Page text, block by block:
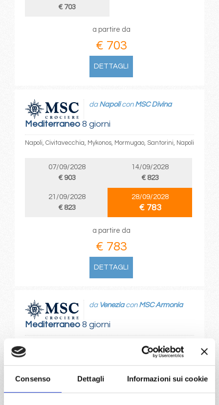
Consenso Dettagli Informazioni sui cookie
€ 703
a partire da
€ 703
DETTAGLI
Mediterraneo8 giorni
da Napolicon MSC Divina
Napoli, Civitavecchia, Mykonos, Mormugao, Santorini, Napoli
07/09/2028
€ 903
14/09/2028
€ 823
21/09/2028
€ 823
28/09/2028
€ 783
a partire da
€ 783
DETTAGLI
Mediterraneo8 giorni
da Veneziacon MSC Armonia
Venezia
08/08/2027
22/08/2027